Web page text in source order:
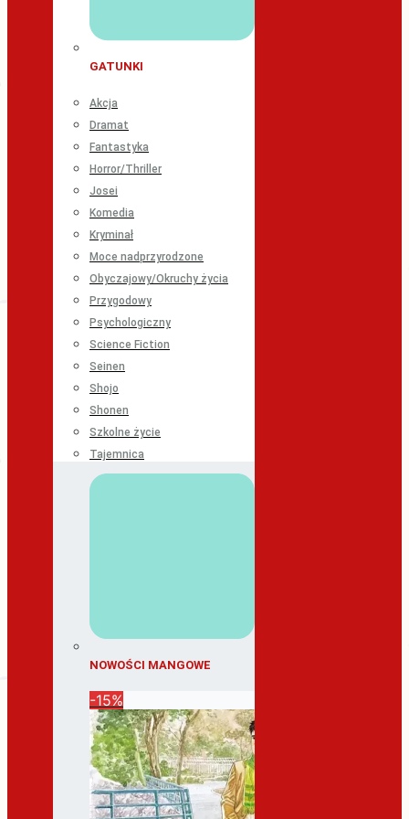
GATUNKI
Akcja
Dramat
Fantastyka
Horror/Thriller
Josei
Komedia
Kryminał
Moce nadprzyrodzone
Obyczajowy/Okruchy życia
Przygodowy
Psychologiczny
Science Fiction
Seinen
Shojo
Shonen
Szkolne życie
Tajemnica
NOWOŚCI MANGOWE
-15%